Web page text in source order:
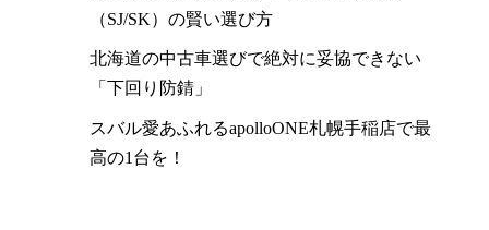
（SJ/SK）の賢い選び方
北海道の中古車選びで絶対に妥協できない
「下回り防錆」
スバル愛あふれるapolloONE札幌手稲店で最
高の1台を！